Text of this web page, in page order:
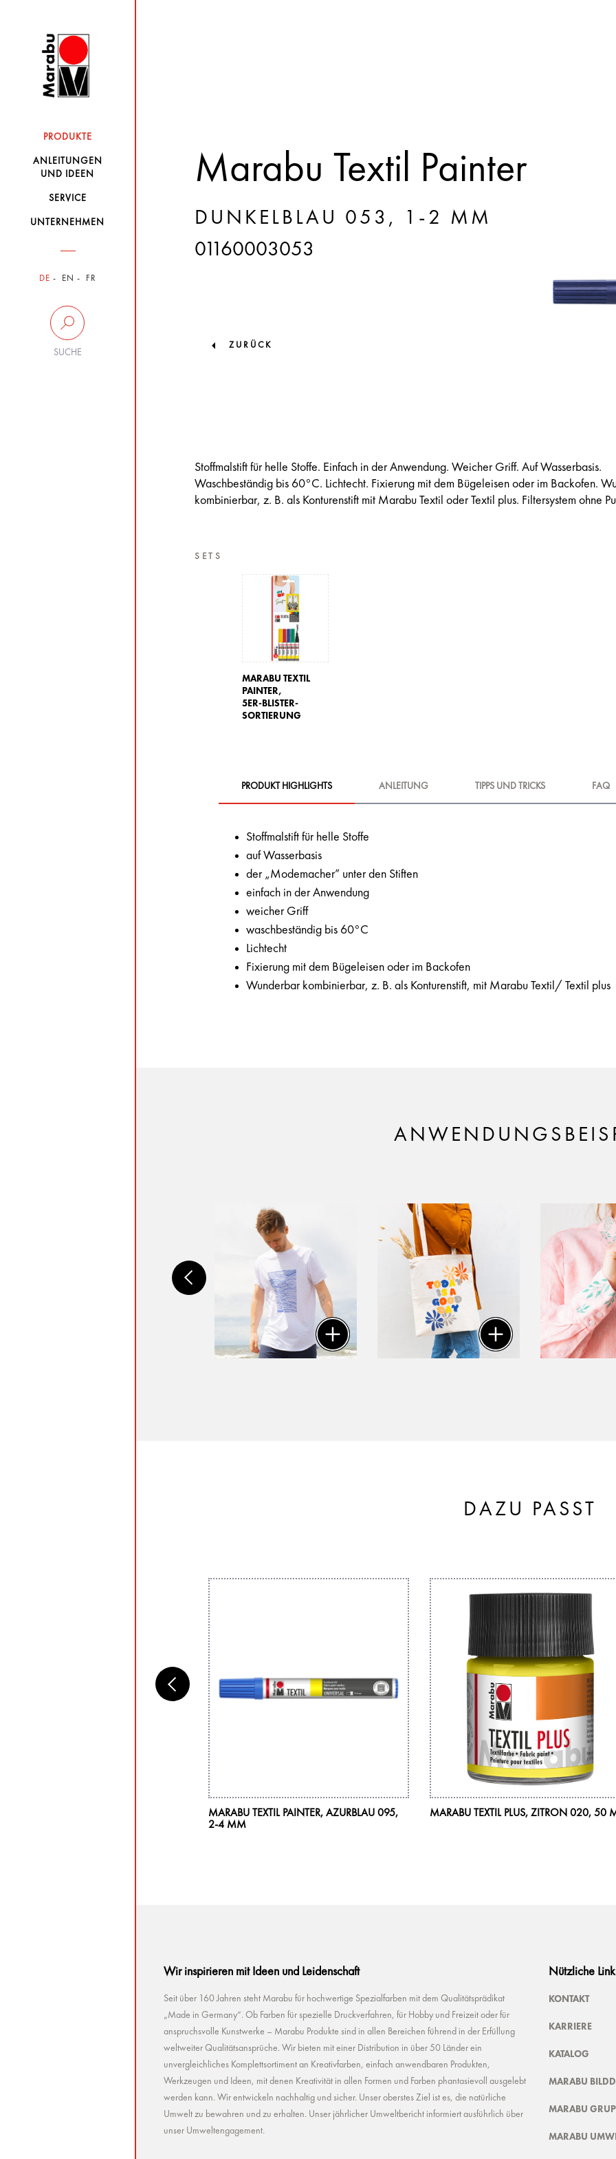
PRODUKTE
ANLEITUNGEN
UND IDEEN
SERVICE
UNTERNEHMEN
DE EN FR
SUCHE
Marabu Textil Painter
DUNKELBLAU 053, 1-2 MM
01160003053
ZURÜCK
Stoffmalstift für helle Stoffe. Einfach in der Anwendung. Weicher Griff. Auf Wasserbasis.
Waschbeständig bis 60°C. Lichtecht. Fixierung mit dem Bügeleisen oder im Backofen.
kombinierbar, z. B. als Konturenstift mit Marabu Textil oder Textil plus. Filtersystem ohne
SETS
MARABU TEXTIL
PAINTER,
5ER-BLISTER-
SORTIERUNG
PRODUKT HIGHLIGHTS ANLEITUNG TIPPS UND TRICKS FAQ
Stoffmalstift für helle Stoffe
auf Wasserbasis
der „Modemacher” unter den Stiften
einfach in der Anwendung
weicher Griff
waschbeständig bis 60°C
Lichtecht
Fixierung mit dem Bügeleisen oder im Backofen
Wunderbar kombinierbar, z. B. als Konturenstift, mit Marabu Textil/ Textil plus
DAZU PASST
MARABU TEXTIL PAINTER, AZURBLAU 095,
2-4 MM
MARABU TEXTIL PLUS, ZITRON 020, 50
Wir inspirieren mit Ideen und Leidenschaft
Seit über 160 Jahren steht Marabu für hochwertige Spezialfarben mit dem Qualitätsprädikat
„Made in Germany“. Ob Farben für spezielle Druckverfahren, für Hobby und Freizeit oder für
anspruchsvolle Kunstwerke – Marabu Produkte sind in allen Bereichen führend in der Erfüllung
weltweiter Qualitätsansprüche. Wir bieten mit einer Distribution in über 50 Länder ein
unvergleichliches Komplettsortiment an Kreativfarben, einfach anwendbaren Produkten,
Werkzeugen und Ideen, mit denen Kreativität in allen Formen und Farben phantasievoll ausgelebt
werden kann. Wir entwickeln nachhaltig und sicher. Unser oberstes Ziel ist es, die natürliche
Umwelt zu bewahren und zu erhalten. Unser jährlicher Umweltbericht informiert ausführlich über
unser Umweltengagement.
Nützliche
KONTAKT
KARRIERE
KATALOG
MARABU
MARABU
MARABU